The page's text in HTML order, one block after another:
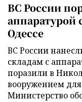
ВС России
аппаратурой
Одессе
ВС России
складам с
поразили в
вооружением
Министерство